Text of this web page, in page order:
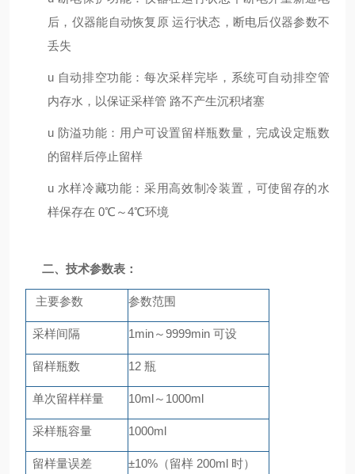
后，仪器能自动恢复原 运行状态，断电后仪器参数不
丢失
u 自动排空功能：每次采样完毕，系统可自动排空管
内存水，以保证采样管 路不产生沉积堵塞
u 防溢功能：用户可设置留样瓶数量，完成设定瓶数
的留样后停止留样
u 水样冷藏功能：采用高效制冷装置，可使留存的水
样保存在 0℃～4℃环境
二、 技术参数表 ：
主要参数 参数范围
采样间隔 1min～9999min 可设
留样瓶数 12 瓶
单次留样样量 10ml～1000ml
采样瓶容量 1000ml
留样量误差 ±10%（留样 200ml 时）